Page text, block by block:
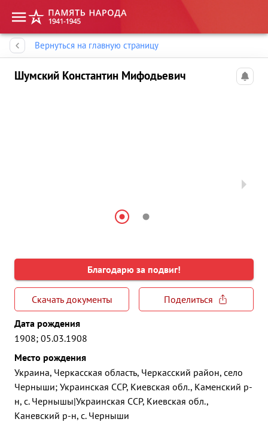
Вернуться на главную страницу
Шумский Константин Мифодьевич
Благодарю за подвиг!
Скачать документы
Поделиться
Дата рождения
1908; 05.03.1908
Место рождения
Украина, Черкасская область, Черкасский район, село
Черныши; Украинская ССР, Киевская обл., Каменский р-
н, с. Чернышы|Украинская ССР, Киевская обл.,
Каневский р-н, с. Черныши
Память народа